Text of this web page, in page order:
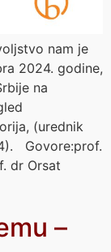
nam je
2024. godine,
na
(urednik
Govore:prof.
dr Orsat
–